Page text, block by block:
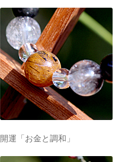
開運「お金と調和」